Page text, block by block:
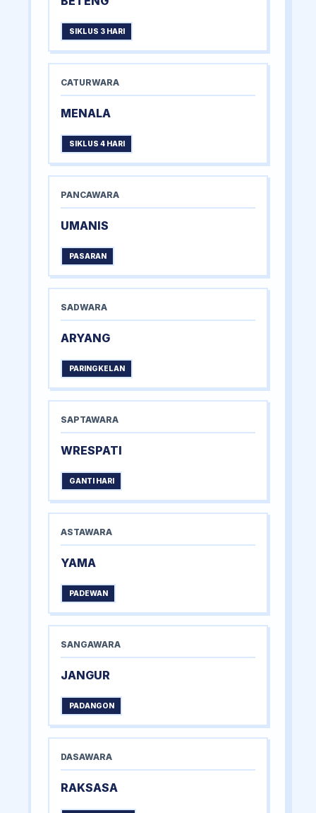
SIKLUS 3 HARI
CATURWARA
MENALA
SIKLUS 4 HARI
PANCAWARA
UMANIS
PASARAN
SADWARA
ARYANG
PARINGKELAN
SAPTAWARA
WRESPATI
GANTI HARI
ASTAWARA
YAMA
PADEWAN
SANGAWARA
JANGUR
PADANGON
DASAWARA
RAKSASA